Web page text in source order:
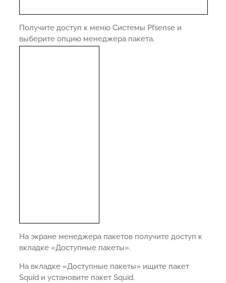
Получите доступ к меню Системы Pfsense и
выберите опцию менеджера пакета.
На экране менеджера пакетов получите доступ к
вкладке «Доступные пакеты».
На вкладке «Доступные пакеты» ищите пакет
Squid и установите пакет Squid.